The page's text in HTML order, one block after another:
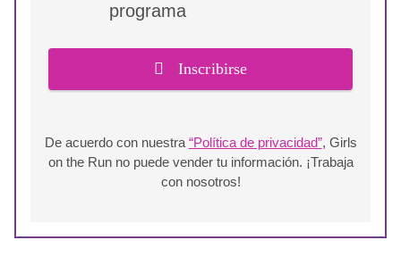
Inscribirse
programa
De acuerdo con nuestra “Política de privacidad”, Girls
on the Run no puede vender tu información. ¡Trabaja
con nosotros!